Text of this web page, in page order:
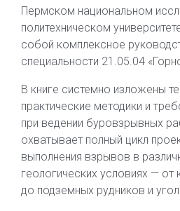
Пермском национальном
политехническом
собой комплексное
специальности 21.05.04
В книге системно изложены
практические методики и
при ведении буровзрывных
охватывает полный цикл
выполнения взрывов в
геологических условиях —
до подземных рудников и